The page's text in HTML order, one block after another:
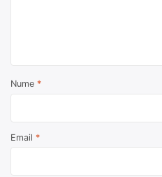
Nume *
Email *